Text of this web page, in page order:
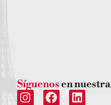
Síguenos en